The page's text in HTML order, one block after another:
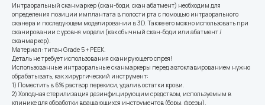
Интраоральный сканмаркер (скан-боди, скан абатмент) необходим для
определения позиции имплантата в полости рта с помощью интраорального
сканера и последующем моделировании в 3D. Также его можно использовать при
сканировании с уровня модели (как обычный скан-боди или абатмент /
сканмаркер).
Материал: титан Grade 5 + PEEK.
Деталь не требует использования сканирующего спрея!
Использованные интраоральные сканмаркеры перед автоклавированием нужно
обрабатывать, как хирургический инструмент:
1) Поместить в 6% раствор перекиси, удалив остатки крови.
2) Холодная стерилизация дезинфицирующим средством, используемым в
клинике для обработки вращающихся инструментов (боры, фрезы).